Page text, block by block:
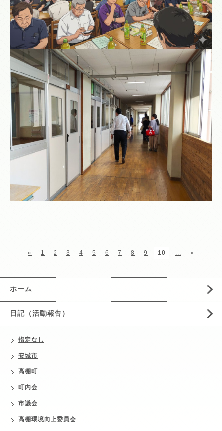
« 1 2 3 4 5 6 7 8 9 10 ... »
ホーム
日記（活動報告）
指定なし
安城市
高棚町
町内会
市議会
高棚環境向上委員会